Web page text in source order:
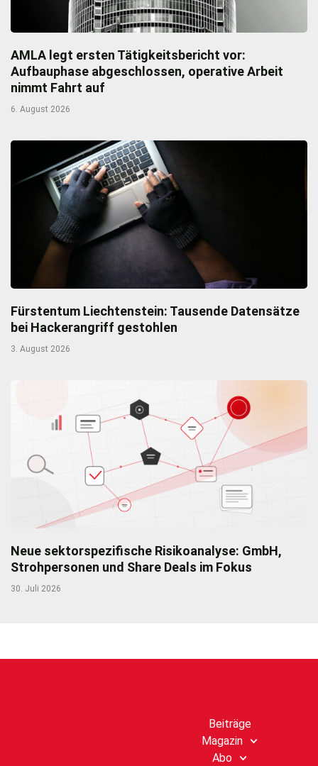
AMLA legt ersten Tätigkeitsbericht vor:
Aufbauphase abgeschlossen, operative Arbeit
nimmt Fahrt auf
6. August 2026
Fürstentum Liechtenstein: Tausende Datensätze
bei Hackerangriff gestohlen
3. August 2026
Neue sektorspezifische Risikoanalyse: GmbH,
Strohpersonen und Share Deals im Fokus
30. Juli 2026
Beiträge
Magazin
Abo